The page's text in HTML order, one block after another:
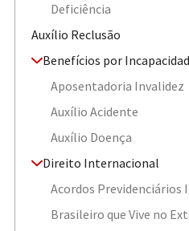
Deficiência
Auxílio Reclusão
Benefícios por
Aposentadoria Invalidez
Auxílio Acidente
Auxílio Doença
Direito Internacional
Acordos Previdenciários
Brasileiro que Vive no